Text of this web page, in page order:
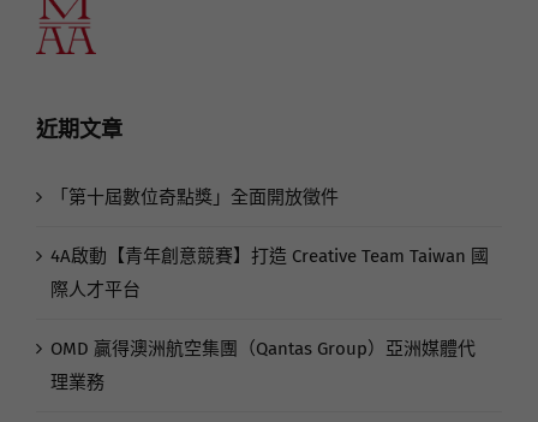
近期文章
「第十屆數位奇點獎」全面開放徵件
4A啟動【青年創意競賽】打造 Creative Team Taiwan 國
際人才平台
OMD 贏得澳洲航空集團（Qantas Group）亞洲媒體代
理業務